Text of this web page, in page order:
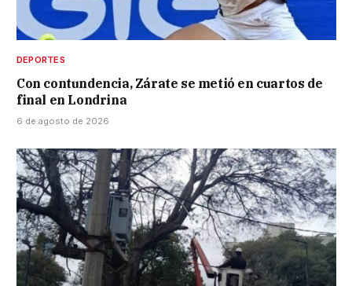
DEPORTES
Con contundencia, Zárate se metió en cuartos de
final en Londrina
6 de agosto de 2026